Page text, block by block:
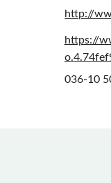
http://
https://
036-10